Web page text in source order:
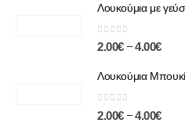
Λουκούμια με
0out of 5
2.00€ – 4.00€
Λουκούμια
0out of 5
2.00€ – 4.00€